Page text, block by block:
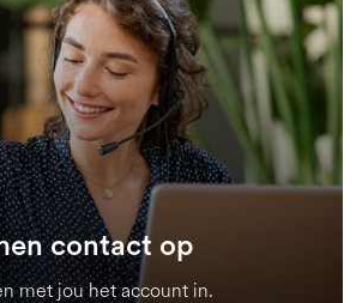
contact op
met jou het account in.